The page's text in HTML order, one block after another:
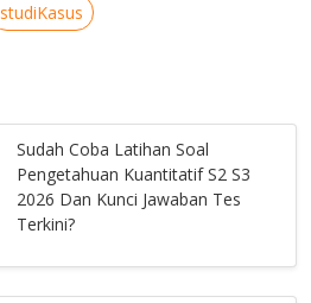
studiKasus
Sudah Coba Latihan Soal
Pengetahuan Kuantitatif S2 S3
2026 Dan Kunci Jawaban Tes
Terkini?